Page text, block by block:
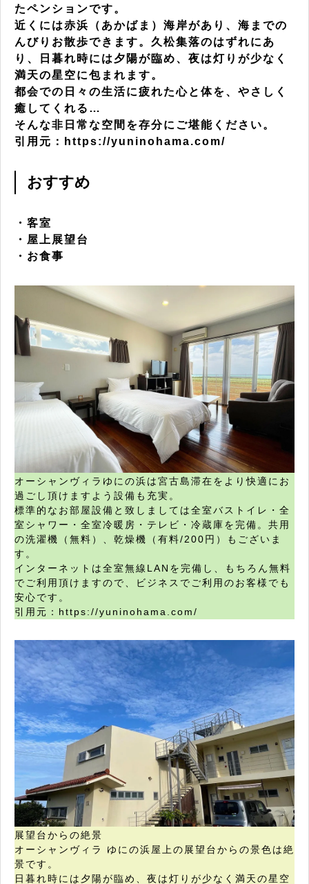
たペンションです。
近くには赤浜（あかばま）海岸があり、海までの
んびりお散歩できます。久松集落のはずれにあ
り、日暮れ時には夕陽が臨め、夜は灯りが少なく
満天の星空に包まれます。
都会での日々の生活に疲れた心と体を、やさしく
癒してくれる…
そんな非日常な空間を存分にご堪能ください。
引用元：https://yuninohama.com/
おすすめ
・客室
・屋上展望台
・お食事
オーシャンヴィラゆにの浜は宮古島滞在をより快適にお
過ごし頂けますよう設備も充実。
標準的なお部屋設備と致しましては全室バストイレ・全
室シャワー・全室冷暖房・テレビ・冷蔵庫を完備。共用
の洗濯機（無料）、乾燥機（有料/200円）もございま
す。
インターネットは全室無線LANを完備し、もちろん無料
でご利用頂けますので、ビジネスでご利用のお客様でも
安心です。
引用元：https://yuninohama.com/
展望台からの絶景
オーシャンヴィラ ゆにの浜屋上の展望台からの景色は絶
景です。
日暮れ時には夕陽が臨め、夜は灯りが少なく満天の星空